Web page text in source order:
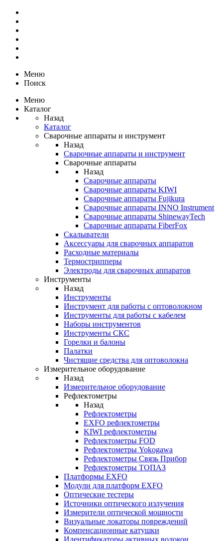
Меню
Поиск
Меню
Каталог
Назад
Каталог
Сварочные аппараты и инструмент
Назад
Сварочные аппараты и инструмент
Сварочные аппараты
Назад
Сварочные аппараты
Сварочные аппараты KIWI
Сварочные аппараты Fujikura
Сварочные аппараты INNO Instrument
Сварочные аппараты ShinewayTech
Cварочные аппараты FiberFox
Скалыватели
Аксессуары для сварочных аппаратов
Расходные материалы
Термострипперы
Электроды для сварочных аппаратов
Инструменты
Назад
Инструменты
Инструмент для работы с оптоволокном
Инструменты для работы с кабелем
Наборы инструментов
Инструменты СКС
Горелки и балоны
Палатки
Чистящие средства для оптоволокна
Измерительное оборудование
Назад
Измерительное оборудование
Рефлектометры
Назад
Рефлектометры
EXFO рефлектометры
KIWI рефлектометры
Рефлектометры FOD
Рефлектометры Yokogawa
Рефлектометры Связь Прибор
Рефлектометры ТОПАЗ
Платформы EXFO
Модули для платформ EXFO
Оптические тестеры
Источники оптического излучения
Измерители оптической мощности
Визуальные локаторы повреждений
Компенсационные катушки
Идентификаторы активных волокон